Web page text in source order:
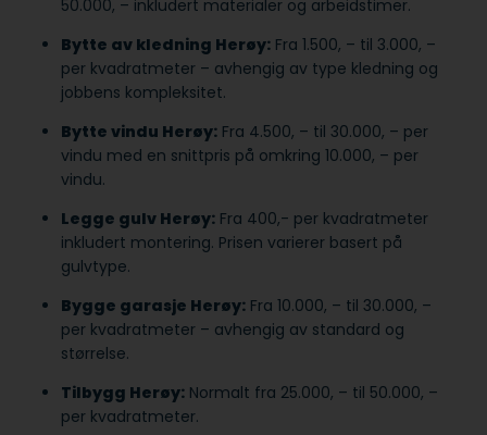
50.000, – inkludert materialer og arbeidstimer.
Bytte av kledning Herøy: Fra 1.500, – til 3.000, –
per kvadratmeter – avhengig av type kledning og
jobbens kompleksitet.
Bytte vindu Herøy: Fra 4.500, – til 30.000, – per
vindu med en snittpris på omkring 10.000, – per
vindu.
Legge gulv Herøy: Fra 400,- per kvadratmeter
inkludert montering. Prisen varierer basert på
gulvtype.
Bygge garasje Herøy: Fra 10.000, – til 30.000, –
per kvadratmeter – avhengig av standard og
størrelse.
Tilbygg Herøy: Normalt fra 25.000, – til 50.000, –
per kvadratmeter.